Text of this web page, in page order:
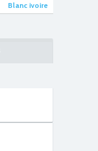
Blanc ivoire